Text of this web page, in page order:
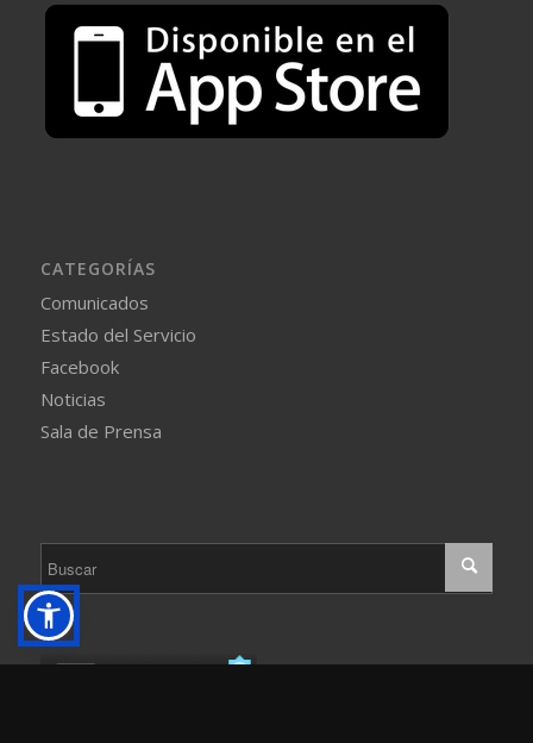
CATEGORÍAS
Comunicados
Estado del Servicio
Facebook
Noticias
Sala de Prensa